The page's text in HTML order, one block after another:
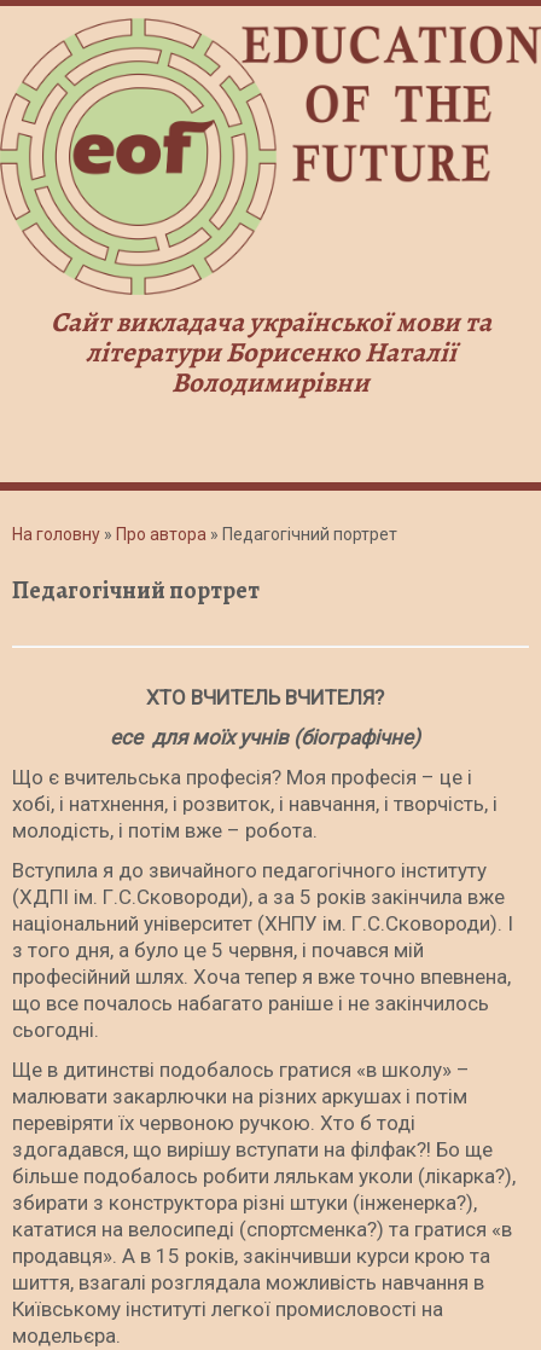
Сайт викладача української мови та
літератури Борисенко Наталії
Володимирівни
На головну » Про автора » Педагогічний портрет
Педагогічний портрет
ХТО ВЧИТЕЛЬ ВЧИТЕЛЯ?
есе для моїх учнів (біографічне)
Що є вчительська професія? Моя професія – це і
хобі, і натхнення, і розвиток, і навчання, і творчість, і
молодість, і потім вже – робота.
Вступила я до звичайного педагогічного інституту
(ХДПІ ім. Г.С.Сковороди), а за 5 років закінчила вже
національний університет (ХНПУ ім. Г.С.Сковороди). І
з того дня, а було це 5 червня, і почався мій
професійний шлях. Хоча тепер я вже точно впевнена,
що все почалось набагато раніше і не закінчилось
сьогодні.
Ще в дитинстві подобалось гратися «в школу» –
малювати закарлючки на різних аркушах і потім
перевіряти їх червоною ручкою. Хто б тоді
здогадався, що вирішу вступати на філфак?! Бо ще
більше подобалось робити лялькам уколи (лікарка?),
збирати з конструктора різні штуки (інженерка?),
кататися на велосипеді (спортсменка?) та гратися «в
продавця». А в 15 років, закінчивши курси крою та
шиття, взагалі розглядала можливість навчання в
Київському інституті легкої промисловості на
модельєра.